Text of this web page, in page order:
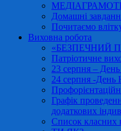
Домашні
Почитаємо
Виховна робота
«БЕЗПЕЧНИЙ
Патріотичне
23 серпня –
24 серпня -День
Графік
додаткових
Список класних